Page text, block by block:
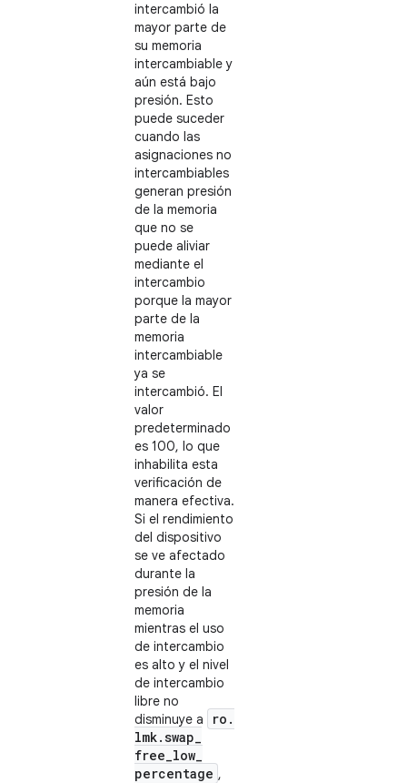
intercambió la
mayor parte de
su memoria
intercambiable y
aún está bajo
presión. Esto
puede suceder
cuando las
asignaciones no
intercambiables
generan presión
de la memoria
que no se
puede aliviar
mediante el
intercambio
porque la mayor
parte de la
memoria
intercambiable
ya se
intercambió. El
valor
predeterminado
es 100, lo que
inhabilita esta
verificación de
manera efectiva.
Si el rendimiento
del dispositivo
se ve afectado
durante la
presión de la
memoria
mientras el uso
de intercambio
es alto y el nivel
de intercambio
libre no
disminuye a
ro .
lmk.swap_
free_low_
percentage ,